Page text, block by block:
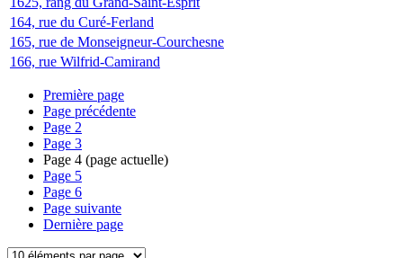
164, rue du Curé-Ferland
165, rue de Monseigneur-Courchesne
166, rue Wilfrid-Camirand
Première page
Page précédente
Page 2
Page 3
Page 4 (page actuelle)
Page 5
Page 6
Page suivante
Dernière page